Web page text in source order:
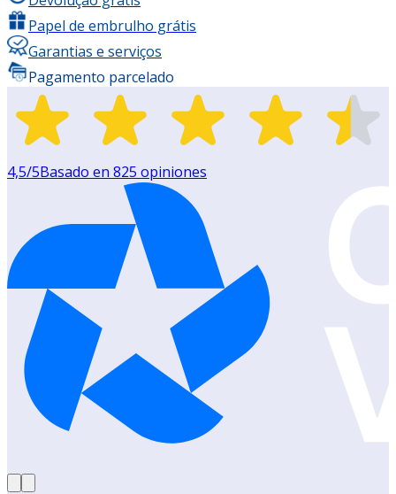
Papel de embrulho grátis
Garantias e serviços
Pagamento parcelado
4,5/5Basado en 825 opiniones